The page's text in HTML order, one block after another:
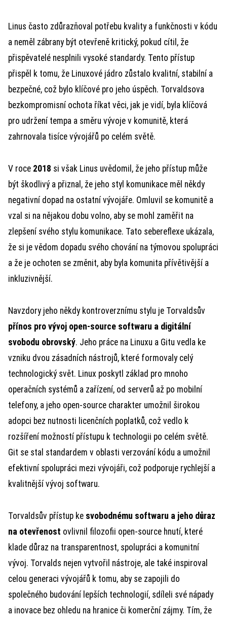
Linus často zdůrazňoval potřebu kvality a funkčnosti v kódu
a neměl zábrany být otevřeně kritický, pokud cítil, že
přispěvatelé nesplnili vysoké standardy. Tento přístup
přispěl k tomu, že Linuxové jádro zůstalo kvalitní, stabilní a
bezpečné, což bylo klíčové pro jeho úspěch. Torvaldsova
bezkompromisní ochota říkat věci, jak je vidí, byla klíčová
pro udržení tempa a směru vývoje v komunitě, která
zahrnovala tisíce vývojářů po celém světě.
V roce 2018 si však Linus uvědomil, že jeho přístup může
být škodlivý a přiznal, že jeho styl komunikace měl někdy
negativní dopad na ostatní vývojáře. Omluvil se komunitě a
vzal si na nějakou dobu volno, aby se mohl zaměřit na
zlepšení svého stylu komunikace. Tato sebereflexe ukázala,
že si je vědom dopadu svého chování na týmovou spolupráci
a že je ochoten se změnit, aby byla komunita přívětivější a
inkluzivnější.
Navzdory jeho někdy kontroverznímu stylu je Torvaldsův
přínos pro vývoj open-source softwaru a digitální
svobodu obrovský. Jeho práce na Linuxu a Gitu vedla ke
vzniku dvou zásadních nástrojů, které formovaly celý
technologický svět. Linux poskytl základ pro mnoho
operačních systémů a zařízení, od serverů až po mobilní
telefony, a jeho open-source charakter umožnil širokou
adopci bez nutnosti licenčních poplatků, což vedlo k
rozšíření možností přístupu k technologii po celém světě.
Git se stal standardem v oblasti verzování kódu a umožnil
efektivní spolupráci mezi vývojáři, což podporuje rychlejší a
kvalitnější vývoj softwaru.
Torvaldsův přístup ke svobodnému softwaru a jeho důraz
na otevřenost ovlivnil filozofii open-source hnutí, které
klade důraz na transparentnost, spolupráci a komunitní
vývoj. Torvalds nejen vytvořil nástroje, ale také inspiroval
celou generaci vývojářů k tomu, aby se zapojili do
společného budování lepších technologií, sdíleli své nápady
a inovace bez ohledu na hranice či komerční zájmy. Tím, že